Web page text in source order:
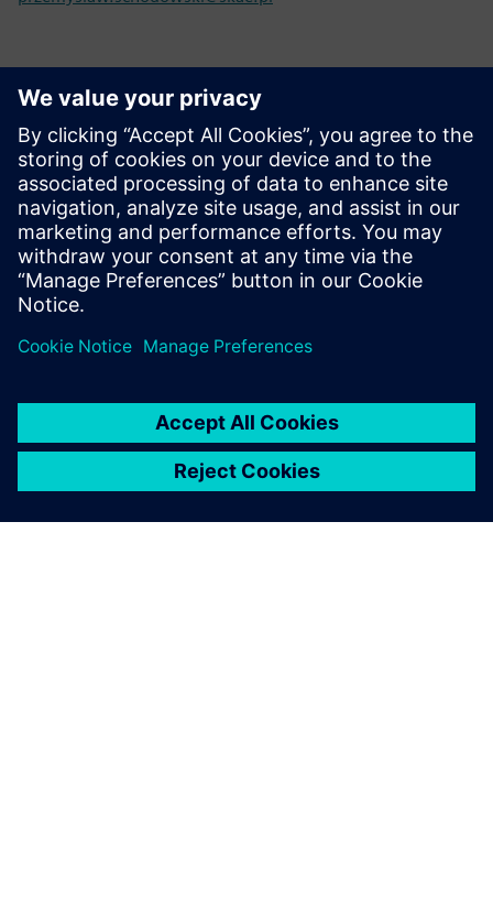
Зв'яжіться з нами